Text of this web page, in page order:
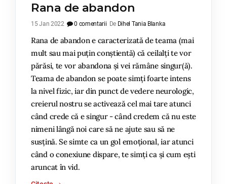
Rana de abandon
15 Jan 2022 0 comentarii De Dihel Tania Blanka
Rana de abandon e caracterizată de teama (mai
mult sau mai puțin conștientă) că ceilalți te vor
părăsi, te vor abandona și vei rămâne singur(ă).
Teama de abandon se poate simți foarte intens
la nivel fizic, iar din punct de vedere neurologic,
creierul nostru se activează cel mai tare atunci
când crede că e singur - când credem că nu este
nimeni lângă noi care să ne ajute sau să ne
susțină. Se simte ca un gol emoțional, iar atunci
când o conexiune dispare, te simți ca și cum ești
aruncat în vid.